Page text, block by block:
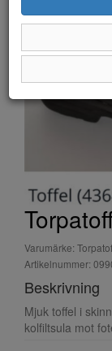
Varumärke:
Artikelnummer:
Beskrivning
Mjuk toffel i
kolfiltsula mot